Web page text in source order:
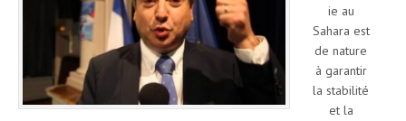
ie au
Sahara est
de nature
à garantir
la stabilité
et la